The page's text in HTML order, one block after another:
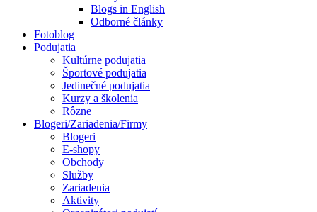
Blogs in English
Odborné články
Fotoblog
Podujatia
Kultúrne podujatia
Športové podujatia
Jedinečné podujatia
Kurzy a školenia
Rôzne
Blogeri/Zariadenia/Firmy
Blogeri
E-shopy
Obchody
Služby
Zariadenia
Aktivity